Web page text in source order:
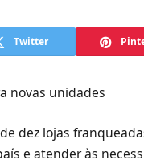
Twitter
novas unidades
dez lojas
e atender às